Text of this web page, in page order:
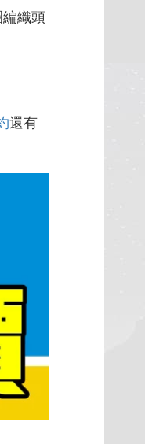
編織頭
還有